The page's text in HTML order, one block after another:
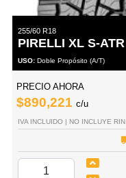
255/60 R18
PIRELLI XL S-ATR
USO: Doble Propósito (A/T)
PRECIO AHORA
$890,221 c/u
IVA INCLUIDO | NO INCLUYE RIN